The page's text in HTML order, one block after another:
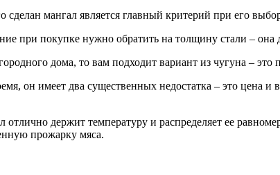
сделан мангал является главный критерий при его
при покупке нужно обратить на толщину стали –
дома, то вам подходит вариант из чугуна –
он имеет два существенных недостатка – это цена
держит температуру и распределяет ее
прожарку мяса.